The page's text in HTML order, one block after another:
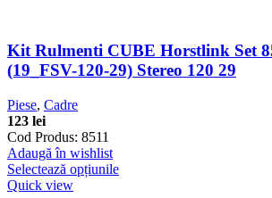
Kit Rulmenti CUBE Horstlink Set
(19_FSV-120-29) Stereo 120 29
Piese, Cadre
123 lei
Cod Produs: 8511
Adaugă în wishlist
Selectează opțiunile
Quick view